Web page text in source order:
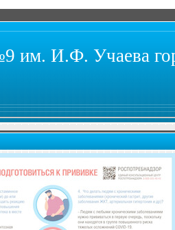
И.Ф. Учаева